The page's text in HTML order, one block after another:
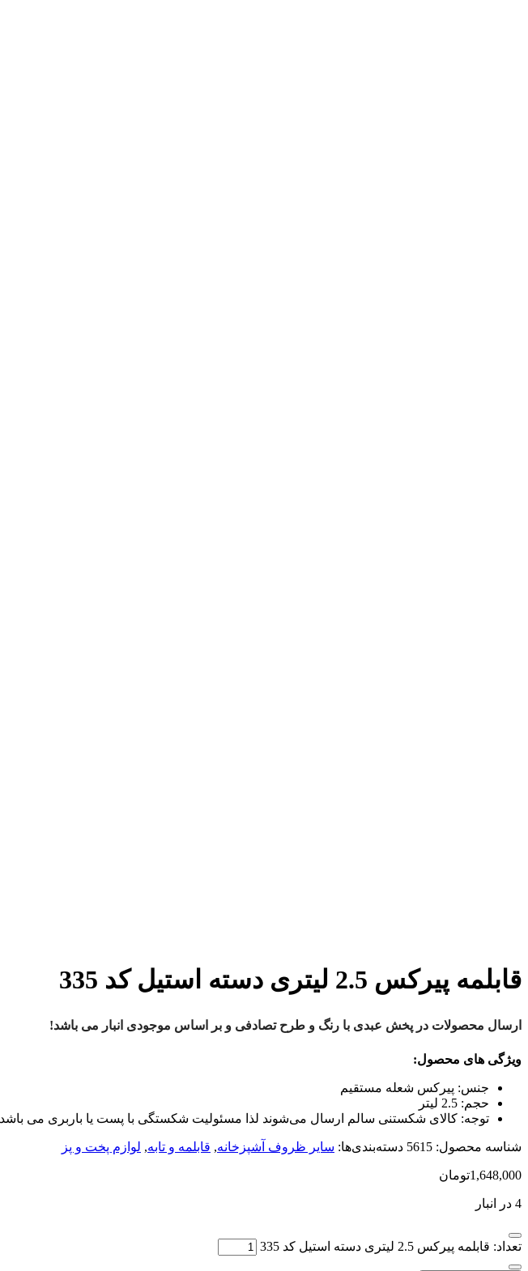
قابلمه پیرکس 2.5 لیتری دسته استیل کد 335
ارسال محصولات در پخش عبدی با رنگ و طرح تصادفی و بر اساس موجودی انبار می باشد!
ویژگی های محصول:
جنس: پیرکس شعله مستقیم
حجم: 2.5 لیتر
توجه: کالای شکستنی سالم ارسال می‌شوند لذا مسئولیت شکستگی با پست یا باربری می
شناسه محصول: 5615 دسته‌بندی‌ها: سایر ظروف آشپزخانه, قابلمه و تابه, لوازم پخت و پز
1,648,000تومان
4 در انبار
تعداد: قابلمه پیرکس 2.5 لیتری دسته استیل کد 335